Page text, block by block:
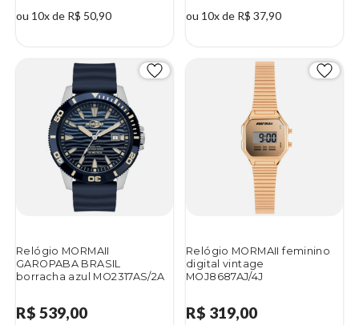
ou 10x de R$ 50,90 ou 10x de R$ 37,90
Relógio MORMAII
GAROPABA BRASIL
borracha azul MO2317AS/2A
R$ 539,00
Relógio MORMAII feminino
digital vintage
MOJ8687AJ/4J
R$ 319,00